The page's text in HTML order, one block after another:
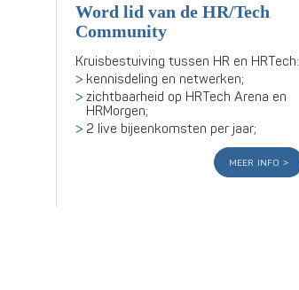
Word lid van de HR/Tech
Community
Kruisbestuiving tussen HR en HRTech:
kennisdeling en netwerken;
zichtbaarheid op HRTech Arena en
HRMorgen;
2 live bijeenkomsten per jaar;
meer info